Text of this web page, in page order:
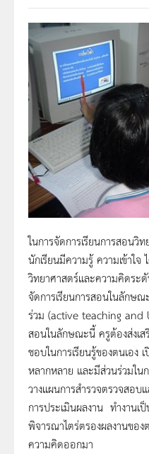
ในการจัดการเรียนการสอนวิ
นักเรียนมีความรู้ ความเข้าใ
วิทยาศาสตร์และความคิดระ
จัดการเรียนการสอนในลักษ
ร่วม (active teaching and
สอนในลักษณะนี้ ครูต้องส่งเส
ชอบในการเรียนรู้ของตนเอง
หลากหลาย และมีส่วนร่วมใน
วางแผนการสำรวจตรวจสอ
การประเมินผลงาน ทำงาน
พิจารณาไตร่ตรองผลงานขอ
ความคิดออกมา